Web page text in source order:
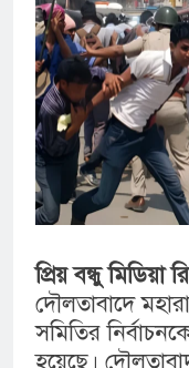
প্রিয় বন্ধু মিডিয়া
দৌলতাবাদে
সমিতির
হয়েছে।